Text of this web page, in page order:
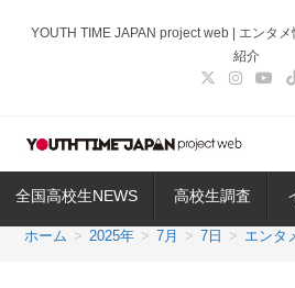
ス
ッ
YOUTH TIME JAPAN project web | エンタ
紹介
全国高校生NEWS 高校生調査
ホーム > 2025年 > 7月 > 7日 > エンタ